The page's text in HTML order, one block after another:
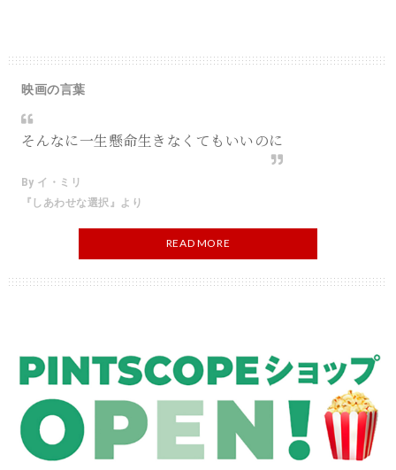
映画の言葉
そんなに一生懸命生きなくてもいいのに
By イ・ミリ
『しあわせな選択』より
READ MORE